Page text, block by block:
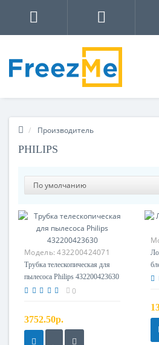
Производитель
PHILIPS
Модель:432200424071
Трубка телескопическая для
пылесоса Philips 432200423630
0
3752.50р.